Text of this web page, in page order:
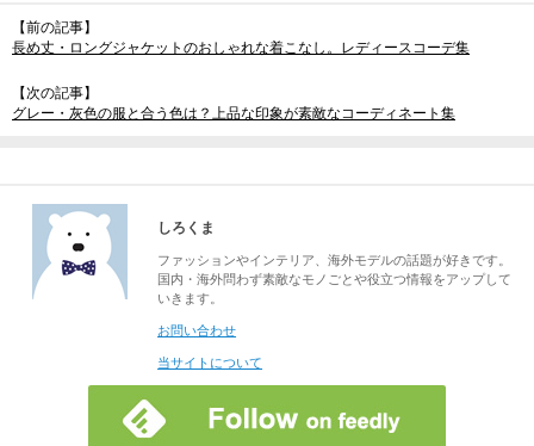
【前の記事】
長め丈・ロングジャケットのおしゃれな着こなし。レディースコーデ集
【次の記事】
グレー・灰色の服と合う色は？上品な印象が素敵なコーディネート集
しろくま
ファッションやインテリア、海外モデルの話題が好きです。
国内・海外問わず素敵なモノごとや役立つ情報をアップして
いきます。
お問い合わせ
当サイトについて